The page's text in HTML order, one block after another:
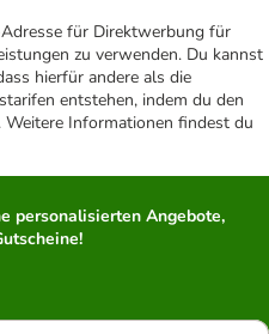
für Direktwerbung für
zu verwenden. Du kannst
hierfür andere als die
entstehen, indem du den
Informationen findest du
personalisierten Angebote,